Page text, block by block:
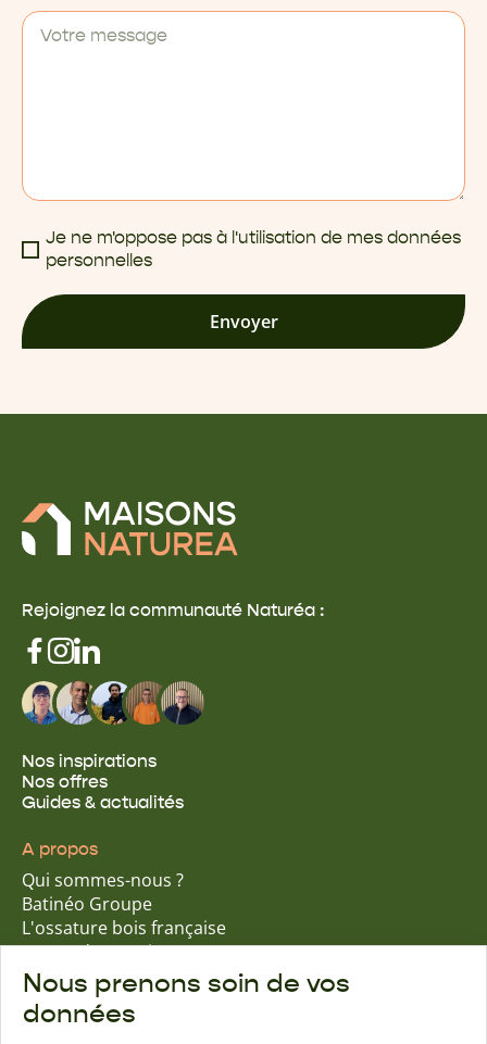
Je ne m'oppose pas à l'utilisation de mes données
personnelles
Envoyer
Rejoignez la communauté Naturéa :
Nos inspirations
Nos offres
Guides & actualités
A propos
Qui sommes-nous ?
Batinéo Groupe
L'ossature bois française
15 ans d'expertise
Nos engagements écologiques
Nos garanties assurantielles
Nous prenons soin de vos
données